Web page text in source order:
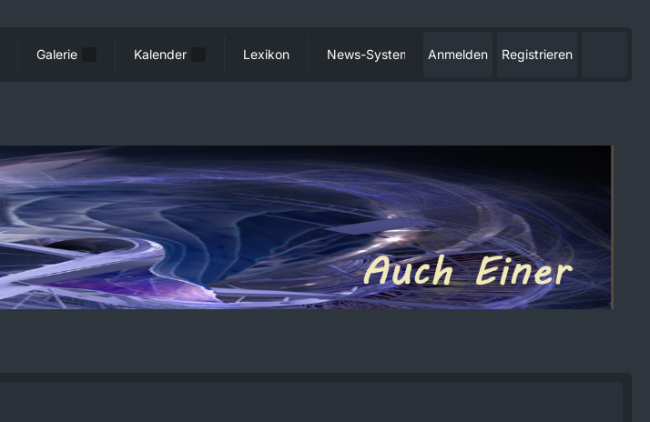
Galerie Kalender Lexikon News-System Anmelden Registrieren